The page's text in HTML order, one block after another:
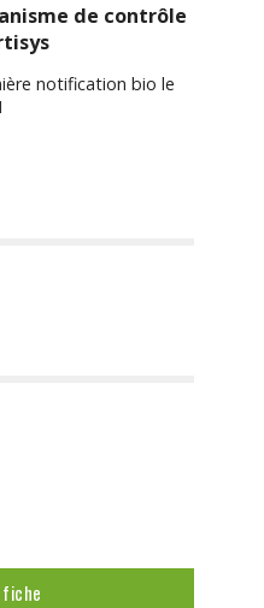
de contrôle
notification bio le